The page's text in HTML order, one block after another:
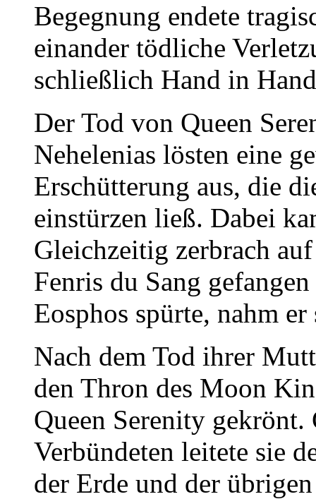
Begegnung endete
einander tödliche
schließlich Hand in
Der Tod von Queen
Nehelenias lösten eine
Erschütterung aus, die
einstürzen ließ. Dabei
Gleichzeitig zerbrach
Fenris du Sang
Eosphos spürte, nahm
Nach dem Tod ihrer
den Thron des Moon
Queen Serenity
Verbündeten leitete sie
der Erde und der